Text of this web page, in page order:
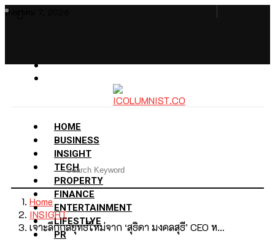
สิงหาคม 7, 2026
HOME
BUSINESS
INSIGHT
TECH
PROPERTY
FINANCE
ENTERTAINMENT
LIFESTLYE
PR
Home
INSIGHT
เจาะลึกกลยุทธ์ใหม่จาก ‘สุธิดา มงคลสุธี’ CEO ห…